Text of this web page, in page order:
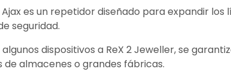
Ajax es un repetidor diseñado para expandir
seguridad.
dispositivos a ReX 2 Jeweller, se
de almacenes o grandes fábricas.